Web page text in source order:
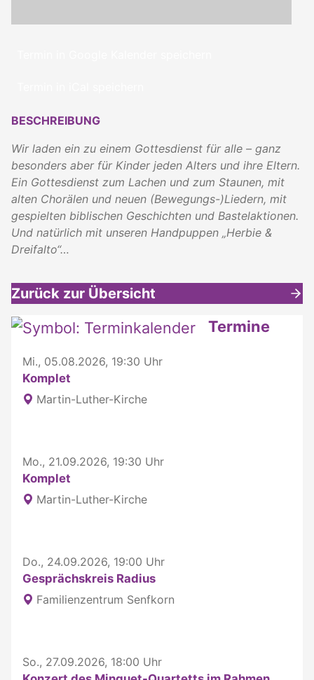
BESCHREIBUNG
Wir laden ein zu einem Gottesdienst für alle – ganz
besonders aber für Kinder jeden Alters und ihre Eltern.
Ein Gottesdienst zum Lachen und zum Staunen, mit
alten Chorälen und neuen (Bewegungs-)Liedern, mit
gespielten biblischen Geschichten und Bastelaktionen.
Und natürlich mit unseren Handpuppen „Herbie &
Dreifalto“…
Zurück zur Übersicht
Weitere interessante Inhalte Termine
Mi., 05.08.2026, 19:30 Uhr
Komplet
Martin-Luther-Kirche
Mo., 21.09.2026, 19:30 Uhr
Komplet
Martin-Luther-Kirche
Do., 24.09.2026, 19:00 Uhr
Gesprächskreis Radius
Familienzentrum Senfkorn
So., 27.09.2026, 18:00 Uhr